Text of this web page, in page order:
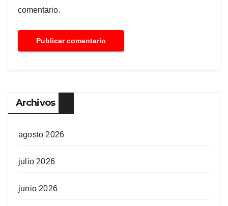
comentario.
Archivos
agosto 2026
julio 2026
junio 2026